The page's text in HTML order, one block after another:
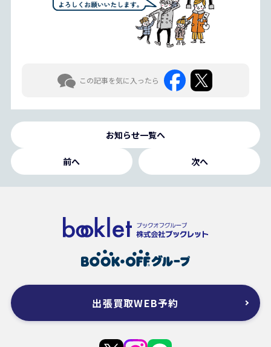
この記事を気に入ったら
お知らせ一覧へ
前へ 次へ
出張買取WEB予約